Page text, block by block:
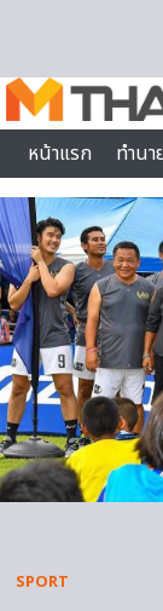
หน้าแรก
ทำน
ไลฟ์สไตล์
SPORT